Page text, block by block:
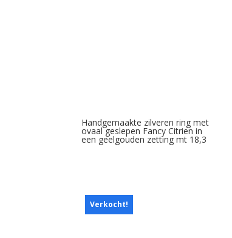
Handgemaakte zilveren ring met
ovaal geslepen Fancy Citrien in
een geelgouden zetting mt 18,3
Verkocht!